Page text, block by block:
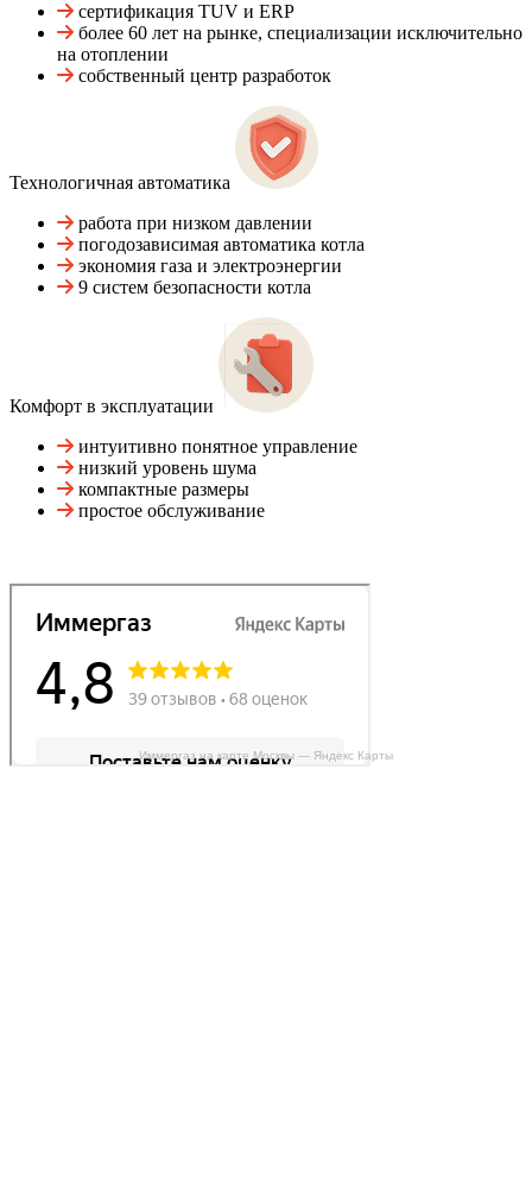
сертификация TUV и ERP
более 60 лет на рынке, специализации исключительно
на отоплении
собственный центр разработок
Технологичная автоматика
работа при низком давлении
погодозависимая автоматика котла
экономия газа и электроэнергии
9 систем безопасности котла
Комфорт в эксплуатации
интуитивно понятное управление
низкий уровень шума
компактные размеры
простое обслуживание
Иммергаз на карте Москвы — Яндекс Карты